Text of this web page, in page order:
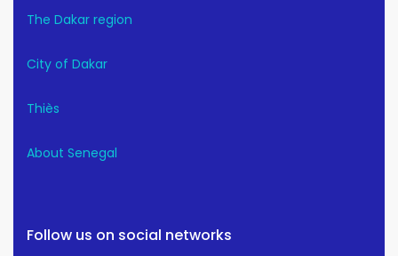
The Dakar region
City of Dakar
Thiès
About Senegal
Follow us on social networks